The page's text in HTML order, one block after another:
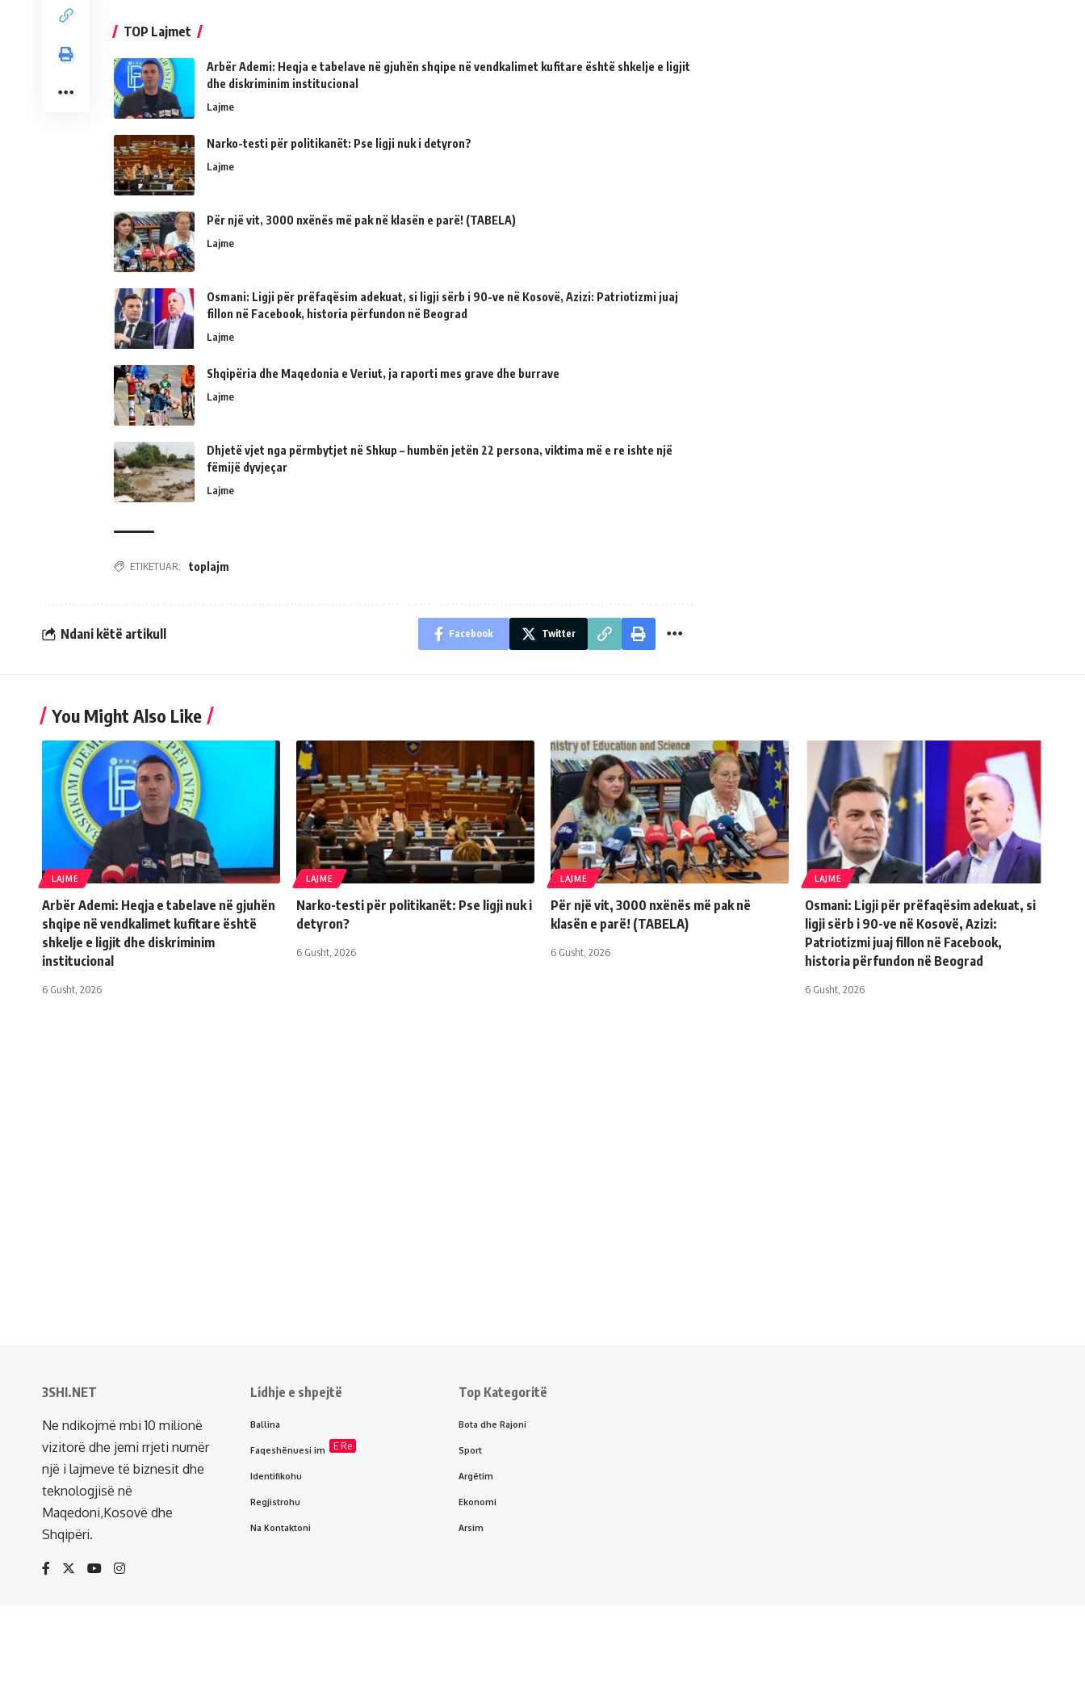
TOP Lajmet
Arbër Ademi: Heqja e tabelave në gjuhën shqipe në vendkalimet kufitare është shkelje e ligjit
dhe diskriminim institucional
Lajme
Narko-testi për politikanët: Pse ligji nuk i detyron?
Lajme
Për një vit, 3000 nxënës më pak në klasën e parë! (TABELA)
Lajme
Osmani: Ligji për prëfaqësim adekuat, si ligji sërb i 90-ve në Kosovë, Azizi: Patriotizmi juaj
fillon në Facebook, historia përfundon në Beograd
Lajme
Shqipëria dhe Maqedonia e Veriut, ja raporti mes grave dhe burrave
Lajme
Dhjetë vjet nga përmbytjet në Shkup – humbën jetën 22 persona, viktima më e re ishte një
fëmijë dyvjeçar
Lajme
ETIKETUAR: toplajm
Ndani këtë artikull Facebook Twitter
You Might Also Like
LAJME
Arbër Ademi: Heqja e tabelave në gjuhën
shqipe në vendkalimet kufitare është
shkelje e ligjit dhe diskriminim
institucional
6 Gusht, 2026
LAJME
Narko-testi për politikanët: Pse ligji nuk i
detyron?
6 Gusht, 2026
LAJME
Për një vit, 3000 nxënës më pak në
klasën e parë! (TABELA)
6 Gusht, 2026
LAJME
Osmani: Ligji për prëfaqësim adekuat, si
ligji sërb i 90-ve në Kosovë, Azizi:
Patriotizmi juaj fillon në Facebook,
historia përfundon në Beograd
6 Gusht, 2026
3SHI.NET
Ne ndikojmë mbi 10 milionë
vizitorë dhe jemi rrjeti numër
një i lajmeve të biznesit dhe
teknologjisë në
Maqedoni,Kosovë dhe
Shqipëri.
Lidhje e shpejtë
Ballina
Faqeshënuesi im E Re
Identifikohu
Regjistrohu
Na Kontaktoni
Top Kategoritë
Bota dhe Rajoni
Sport
Argëtim
Ekonomi
Arsim